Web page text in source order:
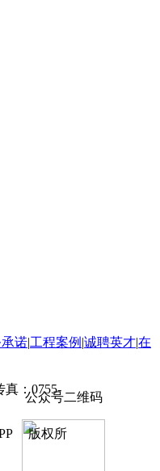
诺|工程案例 |诚聘英才|在
公众号二维码
：0755-
版权所